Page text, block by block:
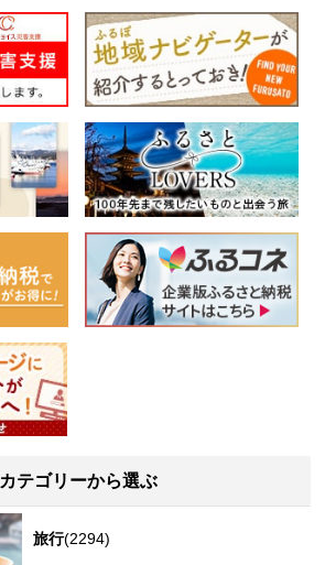
カテゴリーから選ぶ
旅行(2294)